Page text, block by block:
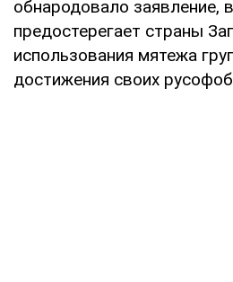
обнародовало заявление,
предостерегает страны
использования мятежа
достижения своих